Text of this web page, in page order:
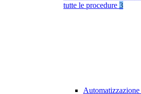
tutte le procedure 3